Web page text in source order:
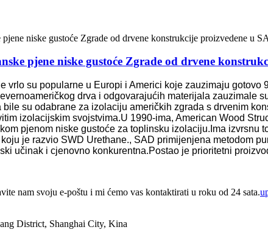
pjene niske gustoće Zgrade od drvene
vrlo su popularne u Europi i Americi koje zauzimaju
drva i odgovarajućih materijala zauzimale
su odabrane za izolaciju američkih zgrada s drvenim
izolacijskim svojstvima.U 1990-ima, American Wood
pjenom niske gustoće za toplinsku izolaciju.Ima
je razvio SWD Urethane., SAD primijenjena metodom
učinak i cjenovno konkurentna.Postao je prioritetni
nam svoju e-poštu i mi ćemo vas kontaktirati u roku od 24 sata.
District, Shanghai City, Kina